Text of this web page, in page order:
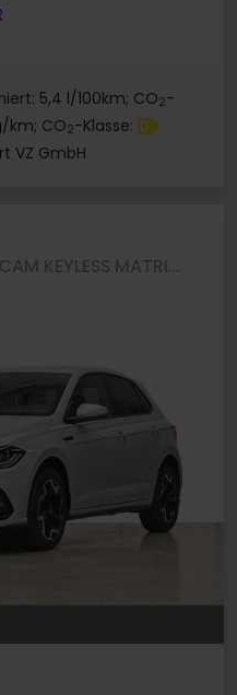
5,4 l/100km; CO2-
km; CO2-Klasse: D
VZ GmbH
Polo 1.0 R-LINE DSG NAVI CAM KEYLESS MATRIXLED